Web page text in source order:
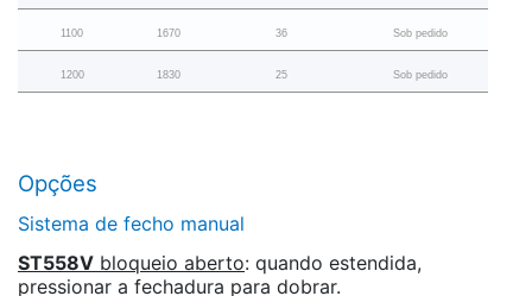
1100 1670 36 Sob pedido
1200 1830 25 Sob pedido
Opções
Sistema de fecho manual
ST558V bloqueio aberto: quando estendida,
pressionar a fechadura para dobrar.